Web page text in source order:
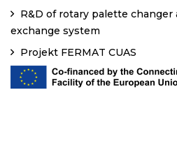
R&D of rotary palette changer
exchange system
Projekt FERMAT CUAS